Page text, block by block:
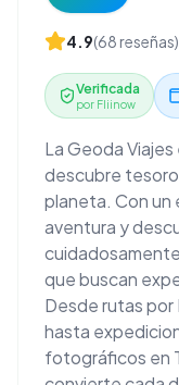
4.9(68reseñas)
Verificada
por Fliinow
La Geoda
descubre
planeta. Con un
aventura y
que buscan
Desde rutas por
hasta
fotográficos en